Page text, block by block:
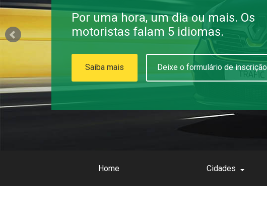
Por uma hora, um dia ou mais. Os
motoristas falam 5 idiomas.
Saiba mais Deixe o formulário de inscrição
Home Cidades